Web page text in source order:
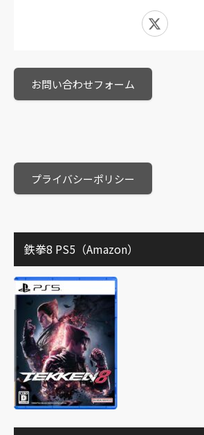
X
お問い合わせフォーム
プライバシーポリシー
鉄拳8 PS5（Amazon）